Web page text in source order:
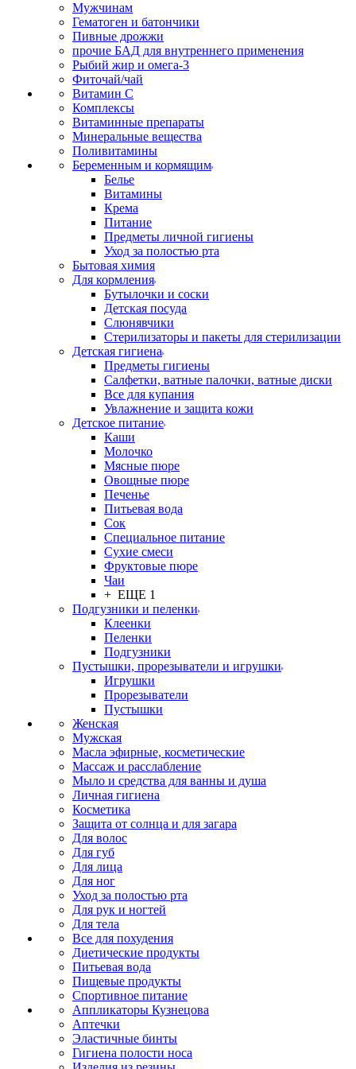
Мужчинам
Гематоген и батончики
Пивные дрожжи
прочие БАД для внутреннего применения
Рыбий жир и омега-3
Фиточай/чай
Витамин С
Комплексы
Витаминные препараты
Минеральные вещества
Поливитамины
Беременным и кормящим
Белье
Витамины
Крема
Питание
Предметы личной гигиены
Уход за полостью рта
Бытовая химия
Для кормления
Бутылочки и соски
Детская посуда
Слюнявчики
Стерилизаторы и пакеты для стерилизации
Детская гигиена
Предметы гигиены
Салфетки, ватные палочки, ватные диски
Все для купания
Увлажнение и защита кожи
Детское питание
Каши
Молочко
Мясные пюре
Овощные пюре
Печенье
Питьевая вода
Сок
Специальное питание
Сухие смеси
Фруктовые пюре
Чаи
+ ЕЩЕ 1
Подгузники и пеленки
Клеенки
Пеленки
Подгузники
Пустышки, прорезыватели и игрушки
Игрушки
Прорезыватели
Пустышки
Женская
Мужская
Масла эфирные, косметические
Массаж и расслабление
Мыло и средства для ванны и душа
Личная гигиена
Косметика
Защита от солнца и для загара
Для волос
Для губ
Для лица
Для ног
Уход за полостью рта
Для рук и ногтей
Для тела
Все для похудения
Диетические продукты
Питьевая вода
Пищевые продукты
Спортивное питание
Аппликаторы Кузнецова
Аптечки
Эластичные бинты
Гигиена полости носа